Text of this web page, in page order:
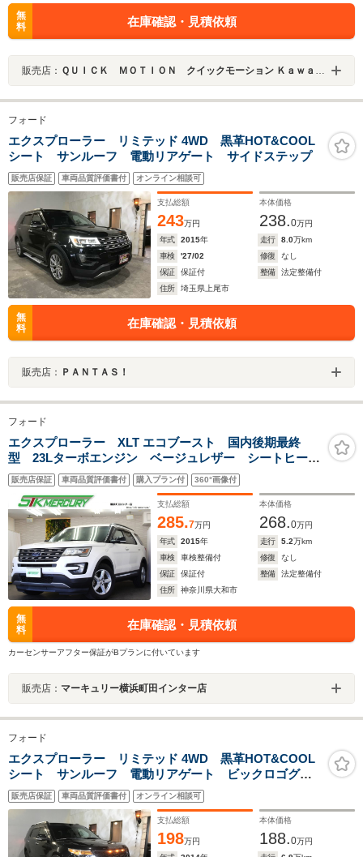
無
料
在庫確認・見積依頼
販売店： ＱＵＩＣＫ ＭＯＴＩＯＮ クイックモーション Ｋａｗａｇｏｅ ～４ＷＤ・ＳＵＶ専門店～
フォード
エクスプローラー リミテッド 4WD 黒革HOT&COOL
シート サンルーフ 電動リアゲート サイドステップ
販売店保証 車両品質評価書付 オンライン相談可
支払総額
243万円
本体価格
238.0万円
年式
2015年 走行 8.0万km
車検
'27/02 修復
なし
保証
保証付 整備
法定整備付
住所
埼玉県上尾市
無
料
在庫確認・見積依頼
販売店： ＰＡＮＴＡＳ！
フォード
エクスプローラー XLT エコブースト 国内後期最終
型 23Lターボエンジン ベージュレザー シートヒータ
ー ブラインドスポット F・S・Rカメラ ETC
Bluetooth クルーズコントロール LEDヘッドライト
販売店保証 車両品質評価書付 購入プラン付 360°画像付
支払総額
285.7万円
本体価格
268.0万円
年式
2015年 走行 5.2万km
車検
車検整備付 修復
なし
保証
保証付 整備
法定整備付
住所
神奈川県大和市
無
料
在庫確認・見積依頼
カーセンサーアフター保証がBプランに付いています
販売店： マーキュリー横浜町田インター店
フォード
エクスプローラー リミテッド 4WD 黒革HOT&COOL
シート サンルーフ 電動リアゲート ビックロゴグリ
ル サイドステップ ブラックペイントAW
販売店保証 車両品質評価書付 オンライン相談可
支払総額
198万円
本体価格
188.0万円